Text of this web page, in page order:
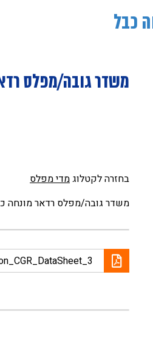
כבל
משדר גובה/מפלס
בחזרה לקטלוגמדי מפלס
משדר גובה/מפלס רדאר מונחה